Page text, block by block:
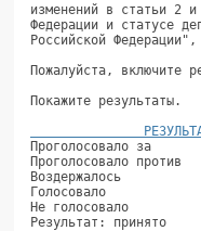
Не